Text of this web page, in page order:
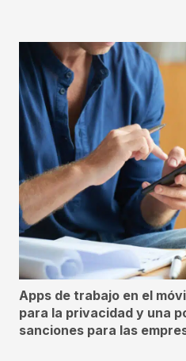
Apps de trabajo en el
para la privacidad y una
sanciones para las